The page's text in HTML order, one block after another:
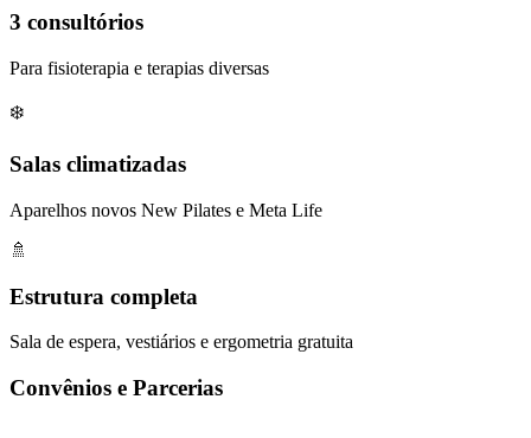
3 consultórios
Para fisioterapia e terapias diversas
❄️
Salas climatizadas
Aparelhos novos New Pilates e Meta Life
🚿
Estrutura completa
Sala de espera, vestiários e ergometria gratuita
Convênios e Parcerias